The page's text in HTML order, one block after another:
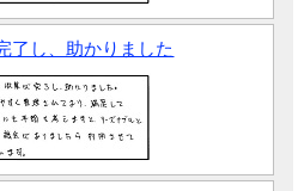
了し、助かりました